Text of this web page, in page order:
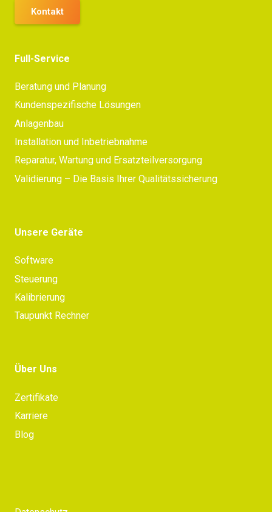
Kontakt
Full-Service
Beratung und Planung
Kundenspezifische Lösungen
Anlagenbau
Installation und Inbetriebnahme
Reparatur, Wartung und Ersatzteilversorgung
Validierung – Die Basis Ihrer Qualitätssicherung
Unsere Geräte
Software
Steuerung
Kalibrierung
Taupunkt Rechner
Über Uns
Zertifikate
Karriere
Blog